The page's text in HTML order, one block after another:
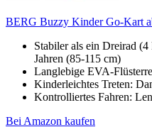
BERG Buzzy Kinder Go-Kart
Stabiler als ein Dreirad
Jahren (85-115 cm)
Langlebige EVA-
Kinderleichtes Treten:
Kontrolliertes Fahren:
Bei Amazon kaufen